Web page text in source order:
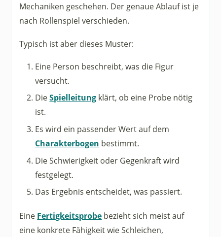
Mechaniken geschehen. Der genaue Ablauf ist je
nach Rollenspiel verschieden.
Typisch ist aber dieses Muster:
Eine Person beschreibt, was die Figur
versucht.
DieSpielleitung klärt, ob eine Probe nötig
ist.
Es wird ein passender Wert auf dem
Charakterbogen bestimmt.
Die Schwierigkeit oder Gegenkraft wird
festgelegt.
Das Ergebnis entscheidet, was passiert.
Eine Fertigkeitsprobe bezieht sich meist auf
eine konkrete Fähigkeit wie Schleichen,